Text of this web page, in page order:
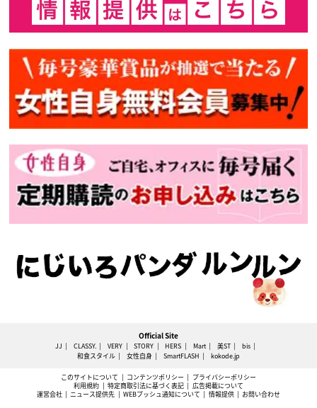
Official Site
JJ CLASSY. VERY STORY HERS Mart 美ST
bis
和食スタイル
女性自身 SmartFLASH kokode.jp
このサイトについて コンテンツポリシー
プライバシーポリシー
利用規約
特定商取引法に基づく表記
広告掲載について
運営会社
ニュース提供先 WEBプッシュ通知について 情報提供 お問い合わせ